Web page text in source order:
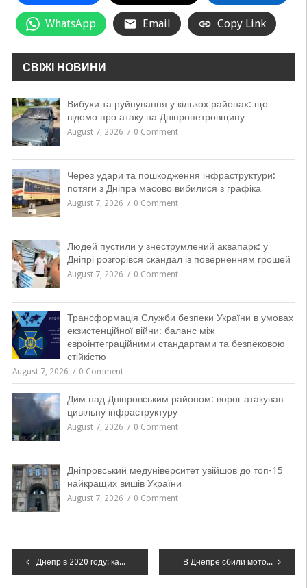
WhatsApp Email Copy Link
СВІЖІ НОВИНИ
Вибухи та руйнування у кількох районах: що
відомо про атаку на Дніпропетровщину
August 7, 2026 0 Comment
Через удари та пошкодження інфраструктури:
потяги з Дніпра масово вибилися з графіка
August 7, 2026 0 Comment
Людей пустили у знеструмлений аквапарк: у
Дніпрі розгорівся скандал із поверненням грошей
August 7, 2026 0 Comment
Трансформація Служби безпеки України в умовах
екзистенційної війни: баланс між
євроінтеграційними стандартами та безпековою
стійкістю
August 7, 2026 0 Comment
Дим над Дніпровським районом: ворог атакував
цивільну інфраструктуру
August 7, 2026 0 Comment
Дніпровський медуніверситет увійшов до топ-15
найкращих вишів України
August 7, 2026 0 Comment
Навігація
Днепр в 2020 году: какие изменения ждут горожан В Днепре сбили мотоциклиста, – ФОТО, ВИДЕО